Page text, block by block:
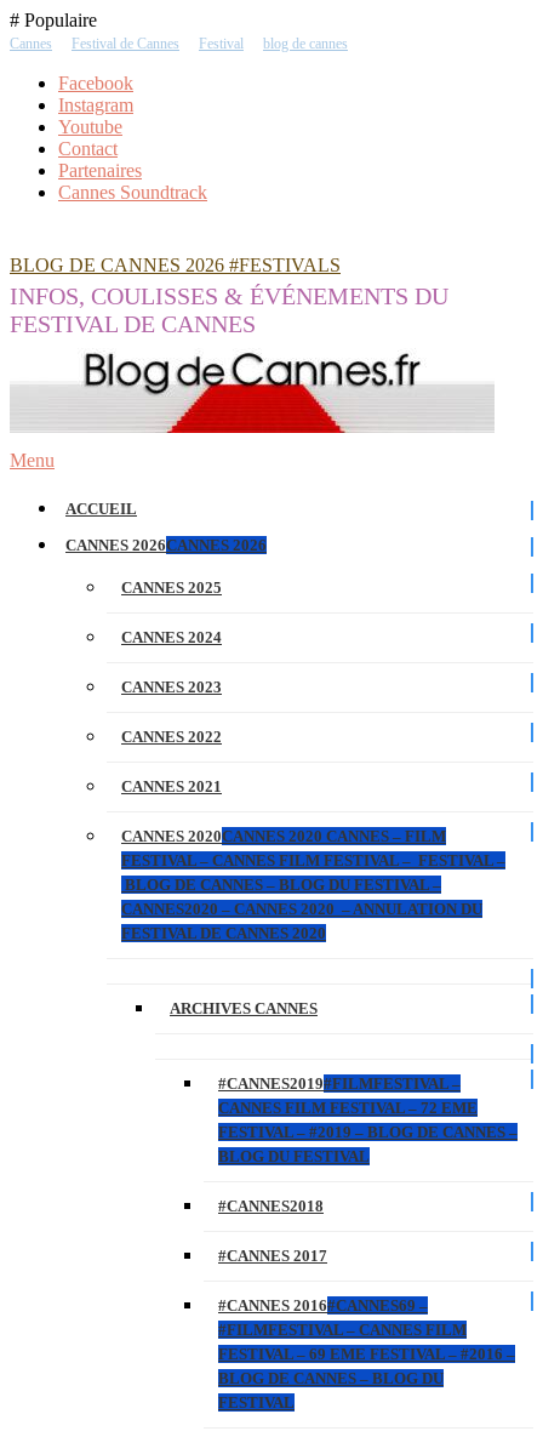
Skip
To
# Populaire
Cannes Festival de Cannes Festival blog de cannes
Facebook
Instagram
Youtube
Contact
Partenaires
Cannes Soundtrack
BLOG DE CANNES 2026 #FESTIVALS
INFOS, COULISSES & ÉVÉNEMENTS DU
FESTIVAL DE CANNES
Menu
ACCUEIL
CANNES 2026CANNES 2026
CANNES 2025
CANNES 2024
CANNES 2023
CANNES 2022
CANNES 2021
CANNES 2020CANNES 2020 CANNES – FILM
FESTIVAL – CANNES FILM FESTIVAL – FESTIVAL –
BLOG DE CANNES – BLOG DU FESTIVAL –
CANNES2020 – CANNES 2020 – ANNULATION DU
FESTIVAL DE CANNES 2020
ARCHIVES CANNES
#CANNES2019#FILMFESTIVAL –
CANNES FILM FESTIVAL – 72 EME
FESTIVAL – #2019 – BLOG DE CANNES –
BLOG DU FESTIVAL
#CANNES2018
#CANNES 2017
#CANNES 2016#CANNES69 –
#FILMFESTIVAL – CANNES FILM
FESTIVAL – 69 EME FESTIVAL – #2016 –
BLOG DE CANNES – BLOG DU
FESTIVAL